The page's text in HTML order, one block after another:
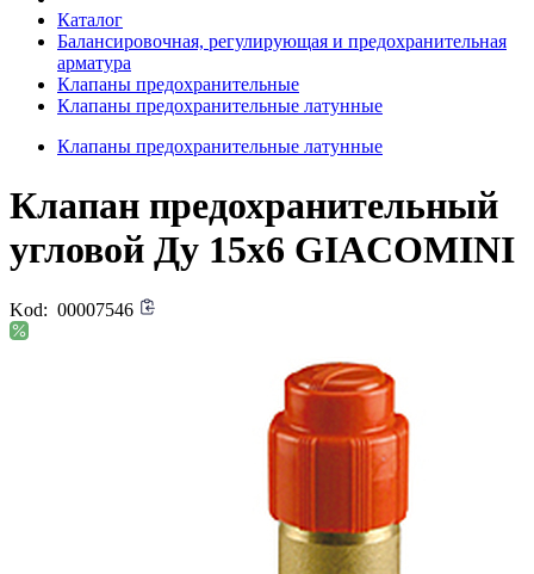
Каталог
Балансировочная, регулирующая и предохранительная
арматура
Клапаны предохранительные
Клапаны предохранительные латунные
Клапаны предохранительные латунные
Клапан предохранительный
угловой Ду 15х6 GIACOMINI
Kod: 00007546